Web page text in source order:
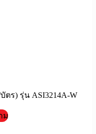
ตร) รุ่น ASI3214A-W
ม